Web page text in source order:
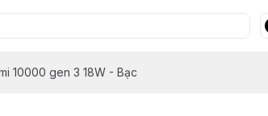
10000 gen 3 18W - Bạc